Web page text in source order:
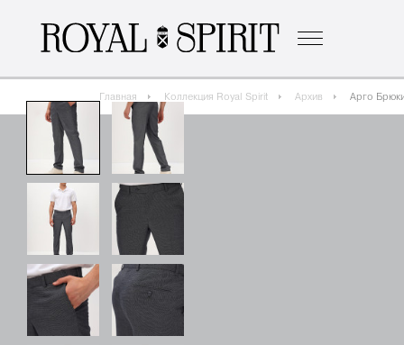
о бренде
Главная Коллекция Royal Spirit Архив Арго